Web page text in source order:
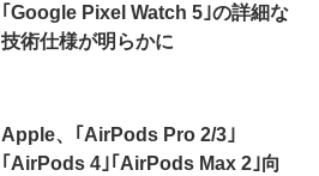
｢Google Pixel Watch 5｣の詳細な
技術仕様が明らかに
Apple、｢AirPods Pro 2/3｣
｢AirPods 4｣｢AirPods Max 2｣向